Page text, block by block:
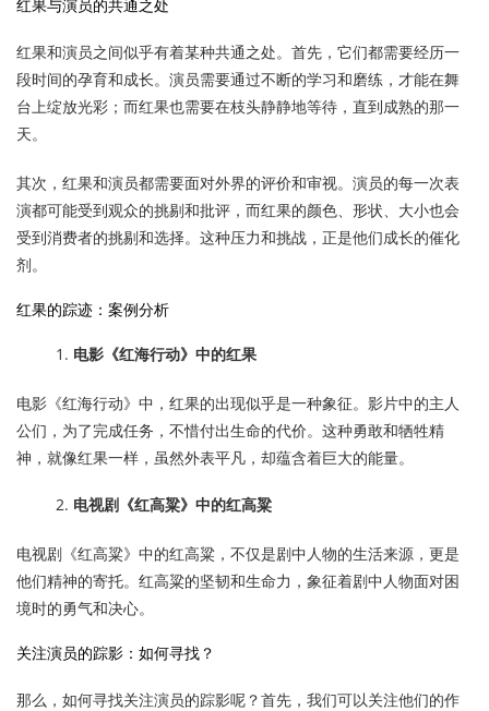
红果与演员的共通之处
红果和演员之间似乎有着某种共通之处。首先，它们都需要经历一
段时间的孕育和成长。演员需要通过不断的学习和磨练，才能在舞
台上绽放光彩；而红果也需要在枝头静静地等待，直到成熟的那一
天。
其次，红果和演员都需要面对外界的评价和审视。演员的每一次表
演都可能受到观众的挑剔和批评，而红果的颜色、形状、大小也会
受到消费者的挑剔和选择。这种压力和挑战，正是他们成长的催化
剂。
红果的踪迹：案例分析
电影《红海行动》中的红果
电影《红海行动》中，红果的出现似乎是一种象征。影片中的主人
公们，为了完成任务，不惜付出生命的代价。这种勇敢和牺牲精
神，就像红果一样，虽然外表平凡，却蕴含着巨大的能量。
电视剧《红高粱》中的红高粱
电视剧《红高粱》中的红高粱，不仅是剧中人物的生活来源，更是
他们精神的寄托。红高粱的坚韧和生命力，象征着剧中人物面对困
境时的勇气和决心。
关注演员的踪影：如何寻找？
那么，如何寻找关注演员的踪影呢？首先，我们可以关注他们的作